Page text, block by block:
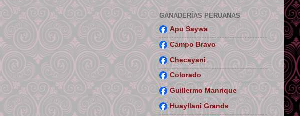
GANADERÍAS PERUANAS
Apu Saywa
Campo Bravo
Checayani
Colorado
Guillermo Manrique
Huayllani Grande